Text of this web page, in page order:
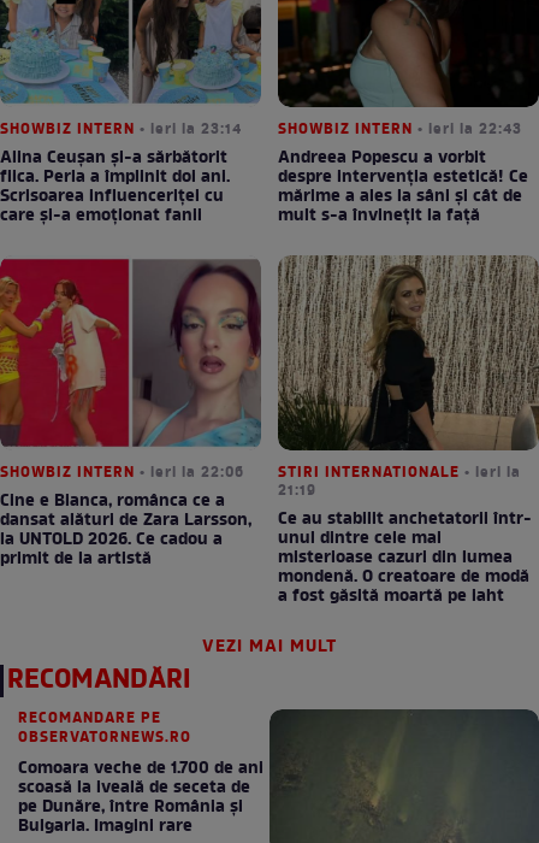
SHOWBIZ INTERN • ieri la 23:14
Alina Ceușan și-a sărbătorit
fiica. Perla a împlinit doi ani.
Scrisoarea influenceriței cu
care și-a emoționat fanii
SHOWBIZ INTERN • ieri la 22:43
Andreea Popescu a vorbit
despre intervenția estetică! Ce
mărime a ales la sâni și cât de
mult s-a învinețit la față
SHOWBIZ INTERN • ieri la 22:06
Cine e Bianca, românca ce a
dansat alături de Zara Larsson,
la UNTOLD 2026. Ce cadou a
primit de la artistă
STIRI INTERNATIONALE • ieri la
21:19
Ce au stabilit anchetatorii într-
unul dintre cele mai
misterioase cazuri din lumea
mondenă. O creatoare de modă
a fost găsită moartă pe iaht
VEZI MAI MULT
RECOMANDĂRI
RECOMANDARE PE
OBSERVATORNEWS.RO
Comoara veche de 1.700 de ani
scoasă la iveală de seceta de
pe Dunăre, între România şi
Bulgaria. Imagini rare